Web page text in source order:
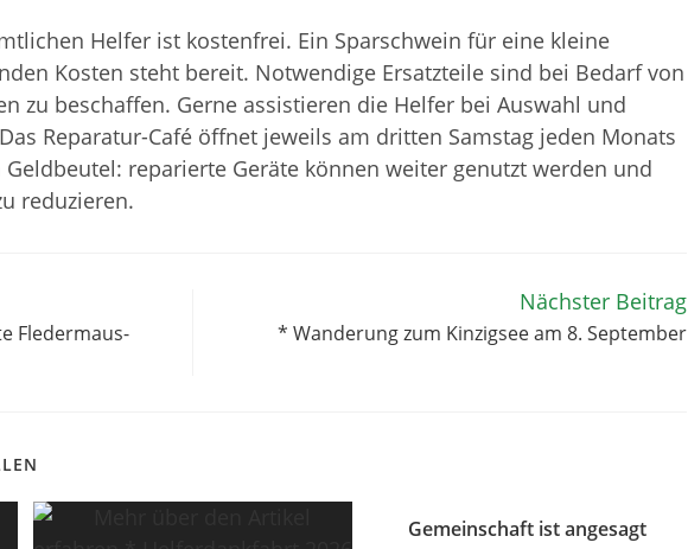
Helfer ist kostenfrei. Ein Sparschwein für eine kleine
Kosten steht bereit. Notwendige Ersatzteile sind bei Bedarf von
zu beschaffen. Gerne assistieren die Helfer bei Auswahl und
Reparatur-Café öffnet jeweils am dritten Samstag jeden Monats
reparierte Geräte können weiter genutzt werden und
reduzieren.
Fledermaus-
Nächster Beitrag
* Wanderung zum Kinzigsee am 8. September
Gemeinschaft ist angesagt